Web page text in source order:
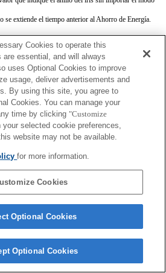
se extiende el tiempo anterior al Ahorro de Energía.
Copyright 2026 Sony Corporation
Cookies to operate this
essential, and will always
uses Optional Cookies to improve
usage, deliver advertisements and
By using this site, you agree to
Cookies. You can manage your
time by clicking "Customize
your selected cookie preferences,
website may not be available.
for more information.
Cookies
Optional Cookies
Optional Cookies